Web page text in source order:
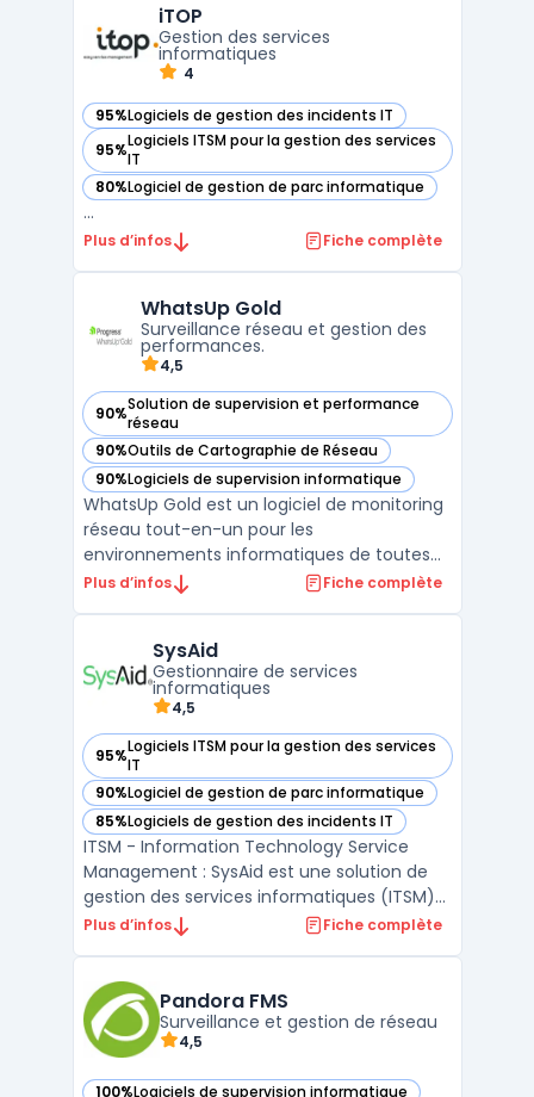
structurer toutes les informations relatives
aux infrastructures inform ...
iTOP
Gestion des services
informatiques
4
95%Logiciels de gestion des incidents IT
— voir iTOP dans cette catégorie
95%Logiciels ITSM pour la gestion des services
IT
— voir iTOP dans cette catégorie
80%Logiciel de gestion de parc informatique
— voir iTOP dans cette catégorie
...
Plus d’infos Fiche complète
WhatsUp Gold
Surveillance réseau et gestion des
performances.
4,5
90%Solution de supervision et performance
réseau
— voir WhatsUp Gold dans cette catégorie
90%Outils de Cartographie de Réseau
— voir WhatsUp Gold dans cette catégorie
90%Logiciels de supervision informatique
— voir WhatsUp Gold dans cette catégorie
WhatsUp Gold est un logiciel de monitoring
réseau tout-en-un pour les
environnements informatiques de toutes
tailles, depuis les petites entreprises aux
infrastructures réseau, plus une visibilité
complète de la performance des applic ...
Plus d’infos Fiche complète
SysAid
Gestionnaire de services
informatiques
4,5
95%Logiciels ITSM pour la gestion des services
IT
— voir SysAid dans cette catégorie
90%Logiciel de gestion de parc informatique
— voir SysAid dans cette catégorie
85%Logiciels de gestion des incidents IT
— voir SysAid dans cette catégorie
ITSM - Information Technology Service
Management : SysAid est une solution de
gestion des services informatiques (ITSM)
tout-en-un qui simplifie les tâches de
les besoins de l'ITSM, pour fournir aux
utilisateurs un ...
Plus d’infos Fiche complète
Pandora FMS
Surveillance et gestion de réseau
4,5
100%Logiciels de supervision informatique